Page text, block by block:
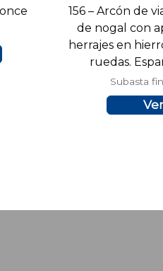
156 – Arcón de
de nogal con
herrajes en
ruedas.
Subasta
Ver